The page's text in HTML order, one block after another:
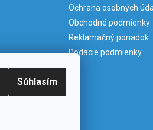
Súhlasím
Ochrana osobných
Obchodné podmienky
Reklamačný poriadok
Dodacie podmienky